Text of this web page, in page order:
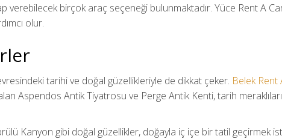
birçok araç seçeneği bulunmaktadır. Yüce Rent A
olur.
tarihi ve doğal güzellikleriyle de dikkat çeker. Belek Rent
Aspendos Antik Tiyatrosu ve Perge Antik Kenti, tarih
Kanyon gibi doğal güzellikler, doğayla iç içe bir tatil geçirmek